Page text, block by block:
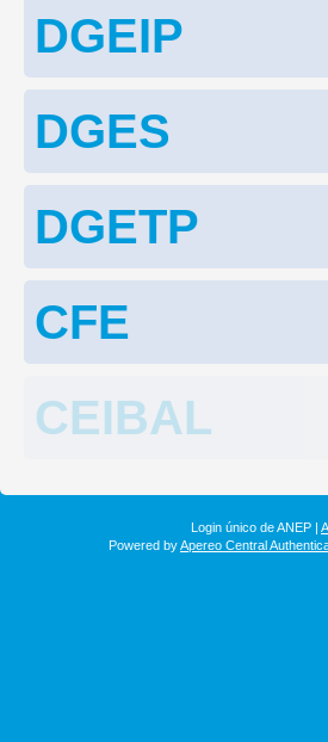
DGEIP
DGES
DGETP
CFE
CEIBAL
Login único de ANEP |
Powered byApereo Central